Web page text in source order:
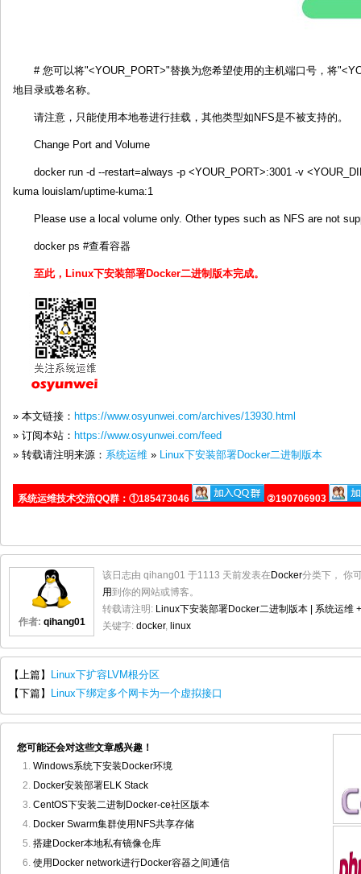
# 您可以将"<YOUR_PORT>"替换为您希望使用的主机端口号，将
地目录或卷名称。
请注意，只能使用本地卷进行挂载，其他类型如NFS是不被支持的。
Change Port and Volume
docker run -d --restart=always -p <YOUR_PORT>:3001 -v
kuma louislam/uptime-kuma:1
Please use a local volume only. Other types such as NFS are not
docker ps #查看容器
至此，Linux下安装部署Docker二进制版本完成。
» 本文链接： https://www.osyunwei.com/archives/13930.html
» 订阅本站： https://www.osyunwei.com/feed
» 转载请注明来源： 系统运维 » Linux下安装部署Docker二进制版本
系统运维技术交流QQ群：①185473046 ②190706903
作者: qihang01
该日志由 qihang01 于1113 天前发表在 Docker分类下， 你
用到你的网站或博客。
转载请注明: Linux下安装部署Docker二进制版本 | 系统运维
关键字: docker, linux
【上篇】
Linux下扩容LVM根分区
【下篇】
Linux下绑定多个网卡为一个虚拟接口
您可能还会对这些文章感兴趣！
Windows系统下安装Docker环境
Docker安装部署ELK Stack
CentOS下安装二进制Docker-ce社区版本
Docker Swarm集群使用NFS共享存储
搭建Docker本地私有镜像仓库
使用Docker network进行Docker容器之间通信